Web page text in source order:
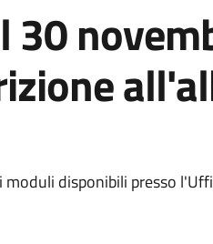
30
disponibili presso